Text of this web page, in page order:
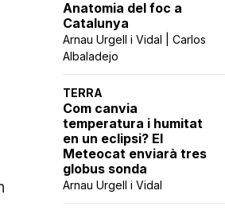
Anatomia del foc a
Catalunya
Arnau Urgell i Vidal | Carlos
Albaladejo
TERRA
Com canvia
temperatura i humitat
en un eclipsi? El
Meteocat enviarà tres
globus sonda
Arnau Urgell i Vidal